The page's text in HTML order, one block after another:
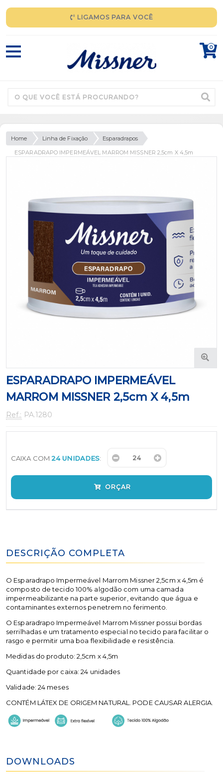
LIGAMOS PARA VOCÊ
0
Home Linha de Fixação
Esparadrapos
ESPARADRAPO IMPERMEÁVEL MARROM MISSNER 2,5cm X 4,5m
ESPARADRAPO IMPERMEÁVEL
MARROM MISSNER 2,5cm X 4,5m
Ref.: PA.1280
CAIXA COM 24 UNIDADES:
ORÇAR
DESCRIÇÃO COMPLETA
O Esparadrapo Impermeável Marrom Missner 2,5cm x 4,5m é
composto de tecido 100% algodão com uma camada
impermeabilizante na parte superior, evitando que água e
contaminantes externos penetrem no ferimento.
O Esparadrapo Impermeável Marrom Missner possui bordas
serrilhadas e um tratamento especial no tecido para facilitar o
rasgo e permitir uma boa flexibilidade e resistência.
Medidas do produto: 2,5cm x 4,5m
Quantidade por caixa: 24 unidades
Validade: 24 meses
CONTÉM LÁTEX DE ORIGEM NATURAL. PODE CAUSAR ALERGIA.
DOWNLOADS